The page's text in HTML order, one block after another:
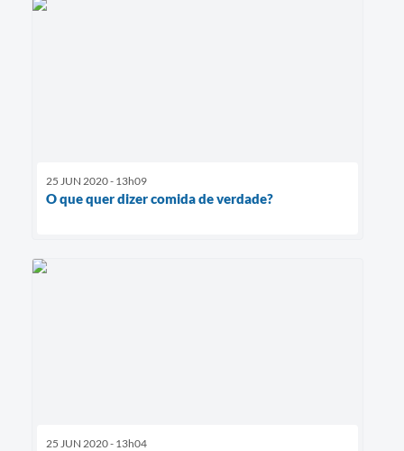
25 JUN 2020 - 13h09
O que quer dizer comida de verdade?
25 JUN 2020 - 13h04